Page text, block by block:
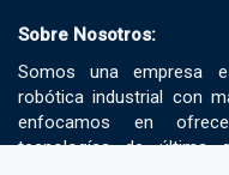
Sobre Nosotros:
Somos una empresa
robótica industrial con
enfocamos en
tecnologías de última